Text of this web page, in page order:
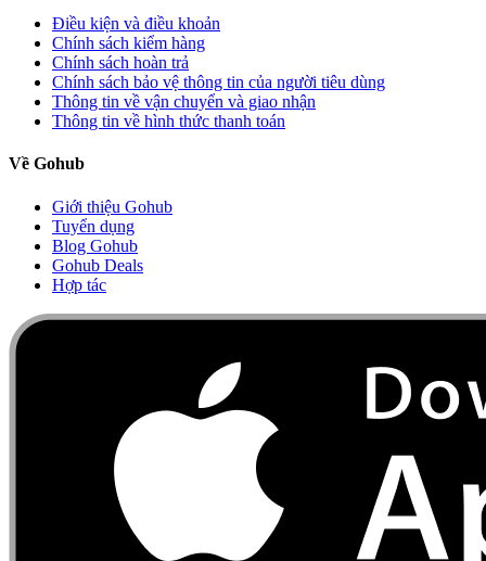
Điều kiện và điều khoản
Chính sách kiểm hàng
Chính sách hoàn trả
Chính sách bảo vệ thông tin của người tiêu dùng
Thông tin về vận chuyển và giao nhận
Thông tin về hình thức thanh toán
Về Gohub
Giới thiệu Gohub
Tuyển dụng
Blog Gohub
Gohub Deals
Hợp tác